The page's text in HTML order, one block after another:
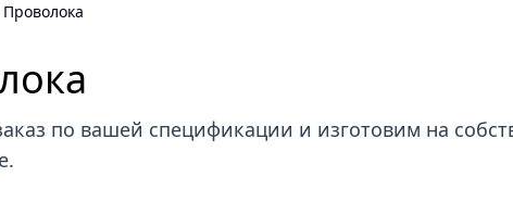
Проволока
по вашей спецификации и изготовим на